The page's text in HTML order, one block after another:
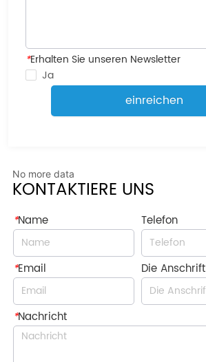
*Erhalten Sie unseren Newsletter
Ja
einreichen
No more data
KONTAKTIERE UNS
*Name Telefon
*Email Die Anschrift
*Nachricht